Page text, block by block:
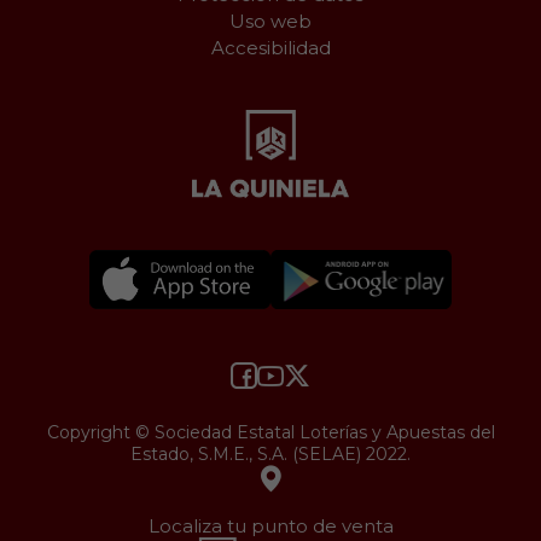
Uso web
Accesibilidad
Copyright © Sociedad Estatal Loterías y Apuestas del
Estado, S.M.E., S.A. (SELAE) 2022.
Localiza tu punto de venta